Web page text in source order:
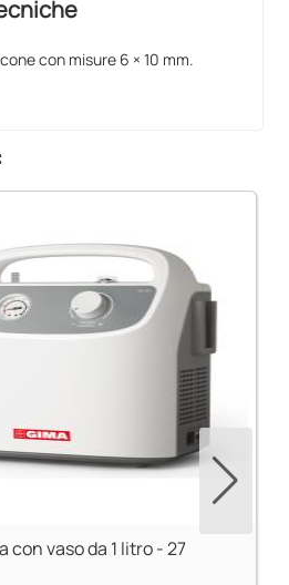
con misure 6 × 10 mm.
vaso da 1 litro - 27